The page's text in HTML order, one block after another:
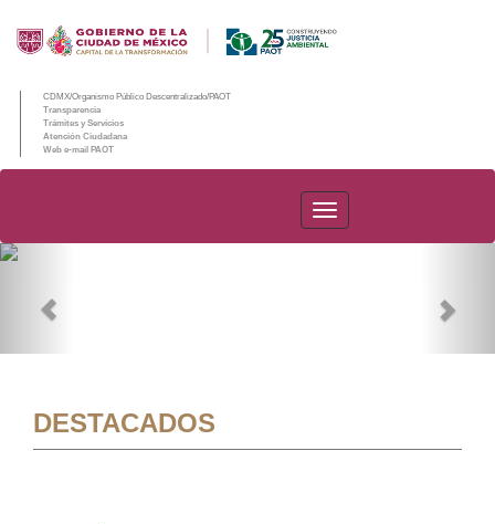
CDMX/Organismo Público Descentralizado/PAOT
Transparencia
Trámites y Servicios
Atención Ciudadana
Web e-mail PAOT
PAOT
DESTACADOS